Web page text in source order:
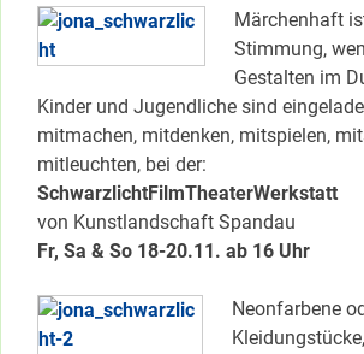
Märchenhaft
Stimmung,
Gestalten im
Kinder und Jugendliche sind
mitmachen, mitdenken, mitspielen,
mitleuchten, bei der:
SchwarzlichtFilmTheaterWerkstatt
von Kunstlandschaft Spandau
Fr, Sa & So 18-20.11. ab 16 Uhr
Neonfarbene